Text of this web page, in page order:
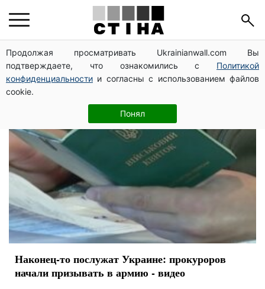
Продолжая просматривать Ukrainianwall.com Вы
подтверждаете, что ознакомились с Политикой
конфиденциальности и согласны с использованием файлов
cookie.
Понял
повестка
Наконец-то послужат Украине: прокуроров
начали призывать в армию - видео